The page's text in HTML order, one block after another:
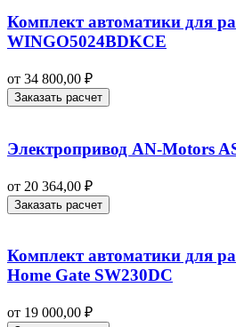
Комплект автоматики для
WINGO5024BDKCE
от 34 800,00 ₽
Заказать расчет
Электропривод AN-Motors
от 20 364,00 ₽
Заказать расчет
Комплект автоматики для
Home Gate SW230DC
от 19 000,00 ₽